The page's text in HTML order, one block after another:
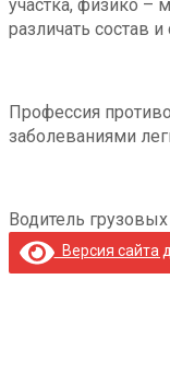
участка, физико –
различать состав
Профессия
заболеваниями
Водитель
Версия сайта